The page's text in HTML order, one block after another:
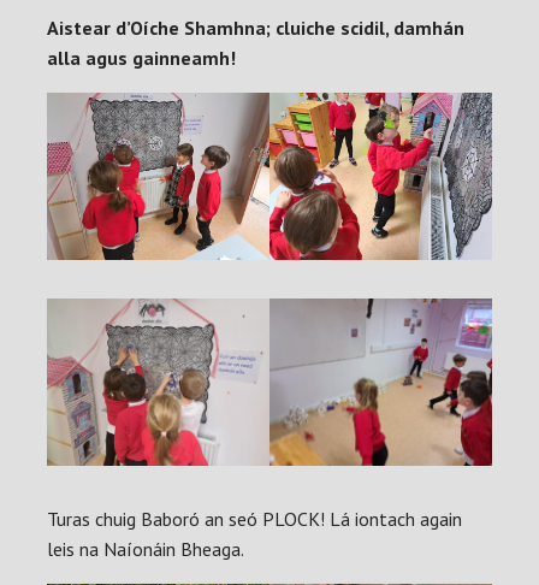
Aistear d’Oíche Shamhna; cluiche scidil, damhán
alla agus gainneamh!
Turas chuig Baboró an seó PLOCK! Lá iontach again
leis na Naíonáin Bheaga.